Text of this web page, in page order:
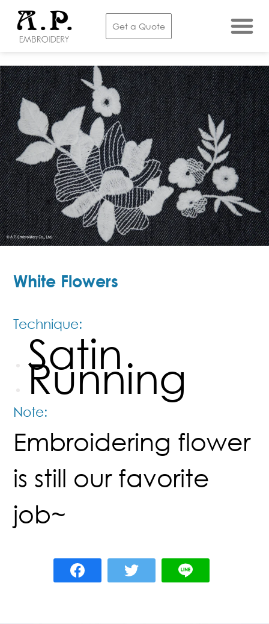
Get a Quote
White Flowers
Technique:
Satin
Running
Note:
Embroidering flower
is still our favorite
job~